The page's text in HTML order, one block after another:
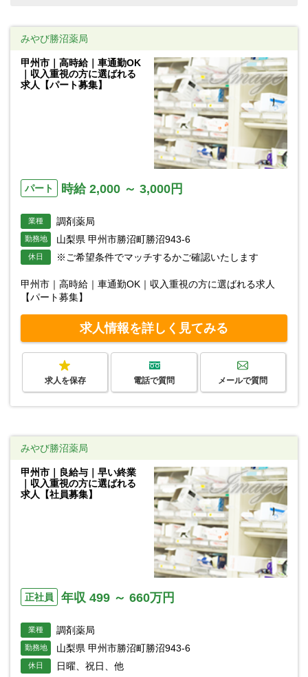
みやび勝沼薬局
甲州市｜高時給｜車通勤OK
｜収入重視の方に選ばれる
求人【パート募集】
パート 時給 2,000 ～ 3,000円
業種 調剤薬局
勤務地 山梨県 甲州市勝沼町勝沼943-6
休日 ※ご希望条件でマッチするかご確認いたします
甲州市｜高時給｜車通勤OK｜収入重視の方に選ばれる求人
【パート募集】
求人情報を詳しく見てみる
求人を保存 電話で質問 メールで質問
みやび勝沼薬局
甲州市｜良給与｜早い終業
｜収入重視の方に選ばれる
求人【社員募集】
正社員 年収 499 ～ 660万円
業種 調剤薬局
勤務地 山梨県 甲州市勝沼町勝沼943-6
休日 日曜、祝日、他